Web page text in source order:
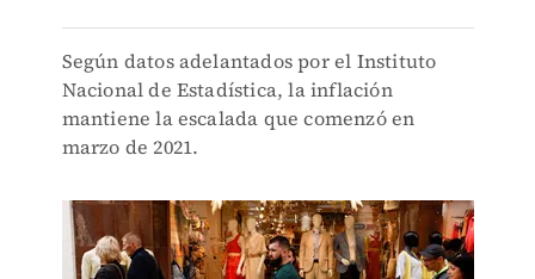
Según datos adelantados por el Instituto
Nacional de Estadística, la inflación
mantiene la escalada que comenzó en
marzo de 2021.